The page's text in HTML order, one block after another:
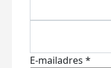
E-mailadres *